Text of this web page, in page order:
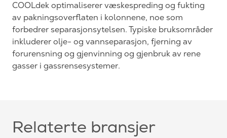
COOLdek optimaliserer væskespreding og fukting
av pakningsoverflaten i kolonnene, noe som
forbedrer separasjonsytelsen. Typiske bruksområder
inkluderer olje- og vannseparasjon, fjerning av
forurensning og gjenvinning og gjenbruk av rene
gasser i gassrensesystemer.
Relaterte bransjer